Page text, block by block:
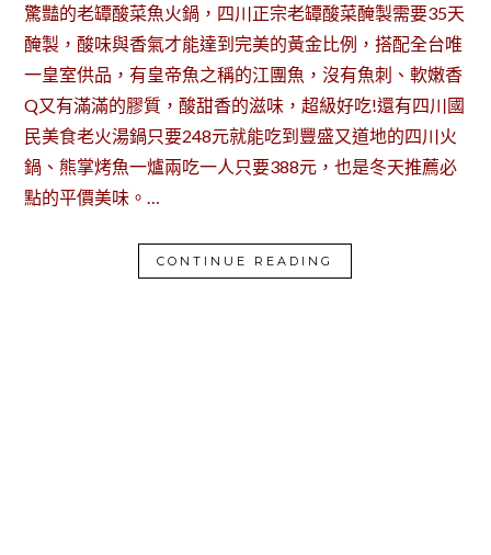
驚豔的老罈酸菜魚火鍋，四川正宗老罈酸菜醃製需要35天
醃製，酸味與香氣才能達到完美的黃金比例，搭配全台唯
一皇室供品，有皇帝魚之稱的江團魚，沒有魚刺、軟嫩香
Q又有滿滿的膠質，酸甜香的滋味，超級好吃!還有四川國
民美食老火湯鍋只要248元就能吃到豐盛又道地的四川火
鍋、熊掌烤魚一爐兩吃一人只要388元，也是冬天推薦必
點的平價美味。…
CONTINUE READING